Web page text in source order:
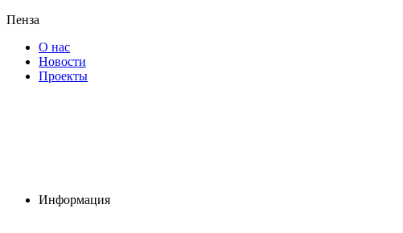
Пенза
О нас
Новости
Проекты
Информация